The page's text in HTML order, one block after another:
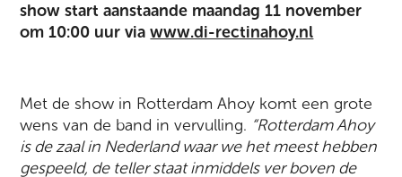
show start aanstaande maandag 11 november
om 10:00 uur viawww.di-rectinahoy.nl
Met de show in Rotterdam Ahoy komt een grote
wens van de band in vervulling. “Rotterdam Ahoy
is de zaal in Nederland waar we het meest hebben
gespeeld, de teller staat inmiddels ver boven de